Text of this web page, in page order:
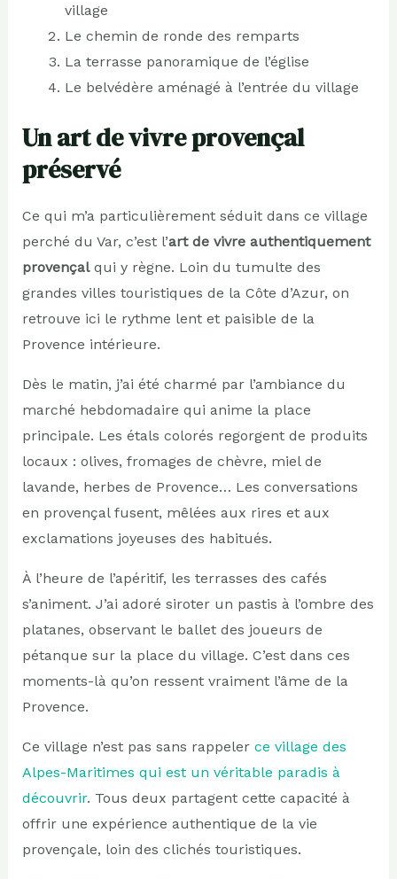
village
Le chemin de ronde des remparts
La terrasse panoramique de l’église
Le belvédère aménagé à l’entrée du village
Un art de vivre provençal
préservé
Ce qui m’a particulièrement séduit dans ce village
perché du Var, c’est l’art de vivre authentiquement
provençalqui y règne. Loin du tumulte des
grandes villes touristiques de la Côte d’Azur, on
retrouve ici le rythme lent et paisible de la
Provence intérieure.
Dès le matin, j’ai été charmé par l’ambiance du
marché hebdomadaire qui anime la place
principale. Les étals colorés regorgent de produits
locaux : olives, fromages de chèvre, miel de
lavande, herbes de Provence… Les conversations
en provençal fusent, mêlées aux rires et aux
exclamations joyeuses des habitués.
À l’heure de l’apéritif, les terrasses des cafés
s’animent. J’ai adoré siroter un pastis à l’ombre des
platanes, observant le ballet des joueurs de
pétanque sur la place du village. C’est dans ces
moments-là qu’on ressent vraiment l’âme de la
Provence.
Ce village n’est pas sans rappeler ce village des
Alpes-Maritimes qui est un véritable paradis à
découvrir. Tous deux partagent cette capacité à
offrir une expérience authentique de la vie
provençale, loin des clichés touristiques.